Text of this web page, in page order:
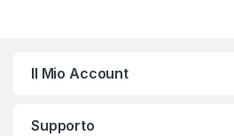
Il Mio Account
Supporto